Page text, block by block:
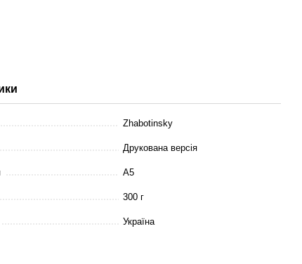
Zhabotinsky
Друкована версія
А5
300 г
Україна